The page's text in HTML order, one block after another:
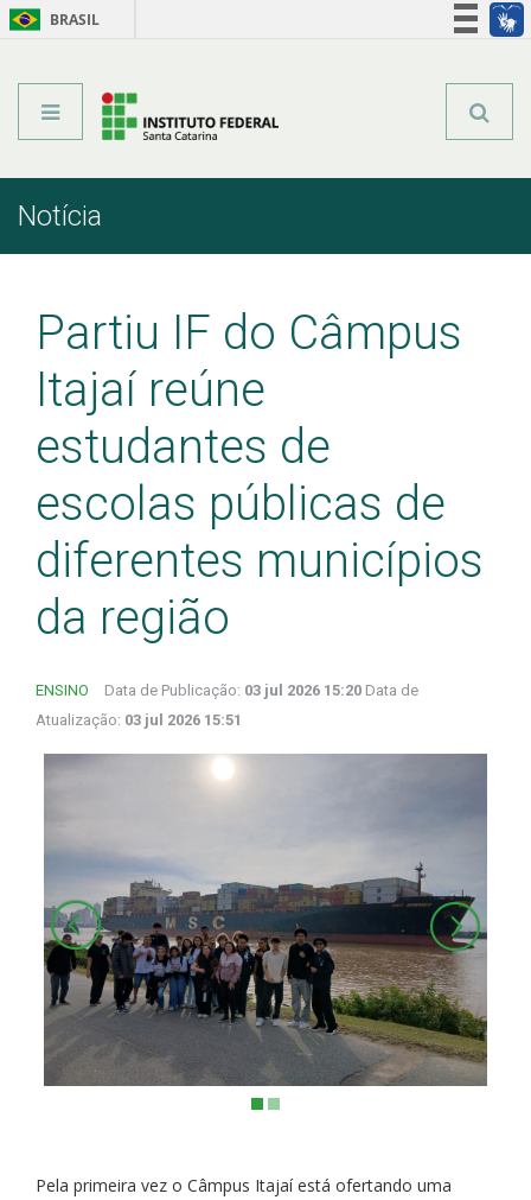
BRASIL
NotíciaInício
Partiu IF do Câmpus
Itajaí reúne
estudantes de
escolas públicas de
diferentes municípios
da região
ENSINO Data de Publicação: 03 jul 2026 15:20 Data de
Atualização: 03 jul 2026 15:51
Pela primeira vez o Câmpus Itajaí está ofertando uma